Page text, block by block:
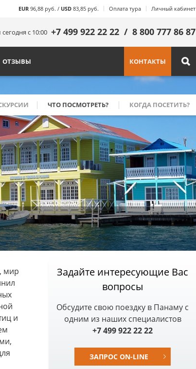
ЧТО ПОСМОТРЕТЬ? КОГДА ПОСЕТИТЬ?
мир
и
Задайте интересующие Вас
вопросы
Обсудите свою поездку в Панаму с
одним из наших специалистов
+7 499 922 22 22
ЗАПРОС ON-LINE
EUR96,88 руб. / USD83,85 руб. Оплата тура Личный кабинет
8 800 777 86 87
/
+7 499 922 22 22
с 10:00
направления
Китай
Маврикий
Мадагаскар
Малайзия
Мальдивы
Мексика
Монголия
Намибия
Новая Зеландия
Оман
Перу
Саудовская Аравия
Сейшелы
Сингапур
Танзания
Франция
Шри-Ланка
Эквадор
ЮАР
Южная Корея
Япония
наши направления
и полный список стран для путешествий ›
ОТЗЫВЫ КОНТАКТЫ